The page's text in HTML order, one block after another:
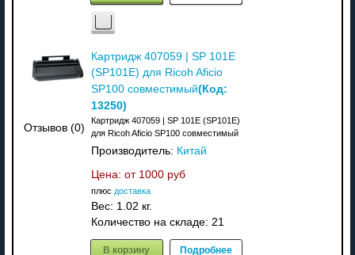
Отзывов (0)
Картридж 407059 | SP 101E
(SP101E) для Ricoh Aficio
SP100 совместимый(Код:
13250)
Картридж 407059 | SP 101E (SP101E)
для Ricoh Aficio SP100 совместимый
Производитель: Китай
Цена: от 1000 руб
плюс доставка
Вес: 1.02 кг.
Количество на складе: 21
В корзину Подробнее